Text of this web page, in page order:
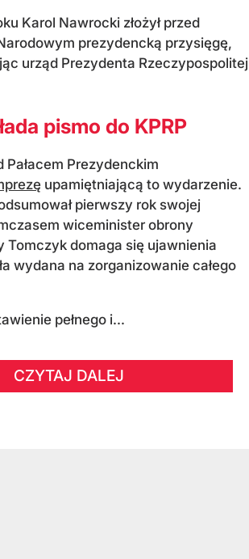
Karol Nawrocki złożył przed
prezydencką przysięgę,
urząd Prezydenta Rzeczypospolitej
pismo do KPRP
Prezydenckim
upamiętniającą to wydarzenie.
pierwszy rok swojej
wiceminister obrony
Tomczyk domaga się ujawnienia
wydana na zorganizowanie całego
pełnego i...
CZYTAJ DALEJ